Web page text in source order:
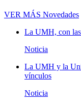
VER MÁS Novedades
La UMH, con
Noticia
La UMH y la
vínculos
Noticia